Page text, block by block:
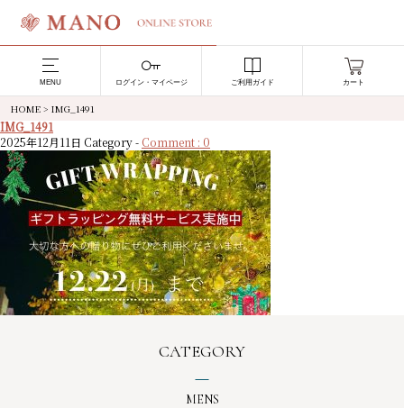
MENU ログイン・マイページ ご利用ガイド カート
HOME > IMG_1491
IMG_1491
2025年12月11日 Category - Comment : 0
CATEGORY
MENS